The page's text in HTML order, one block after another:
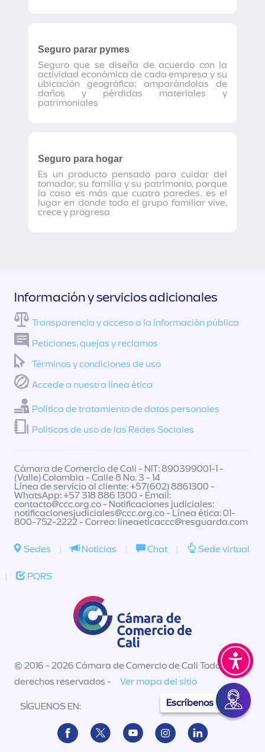
Seguro parar pymes
Seguro que se diseña de acuerdo con la
actividad económica de cada empresa y su
ubicación geográfica; amparándolas de
daños y pérdidas materiales y
patrimoniales
Seguro para hogar
Es un producto pensado para cuidar del
tomador, su familia y su patrimonio, porque
la casa es más que cuatro paredes, es el
lugar en donde todo el grupo familiar vive,
crece y progresa
Escríbenos
Información y servicios adicionales
Transparencia y acceso a la información pública
Peticiones, quejas y reclamos
Términos y condiciones de uso
Accede a nuestra línea ética
Política de tratamiento de datos personales
Políticas de uso de las Redes Sociales
Cámara de Comercio de Cali - NIT: 890399001-1 -
(Valle) Colombia - Calle 8 No. 3 - 14
Línea de servicio al cliente: +57(602) 8861300 -
WhatsApp: +57 318 886 1300 - Email:
contacto@ccc.org.co- Notificaciones judiciales:
notificacionesjudiciales@ccc.org.co- Línea ética: 01-
800-752-2222 - Correo: lineaeticaccc@resguarda.com
Sedes | Noticias | Chat | Sede virtual
| PQRS
© 2016 - 2026 Cámara de Comercio de Cali Todos los
derechos reservados -
Ver mapa del sitio
SÍGUENOS EN: